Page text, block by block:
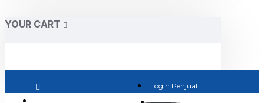
YOUR CART
Login Penjual